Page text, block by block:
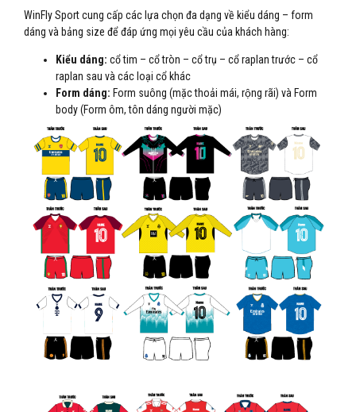
WinFly Sport cung cấp các lựa chọn đa dạng về kiểu dáng – form
dáng và bảng size để đáp ứng mọi yêu cầu của khách hàng:
Kiểu dáng: cổ tim – cổ tròn – cổ trụ – cổ raplan trước – cổ
raplan sau và các loại cổ khác
Form dáng: Form suông (mặc thoải mái, rộng rãi) và Form
body (Form ôm, tôn dáng người mặc)